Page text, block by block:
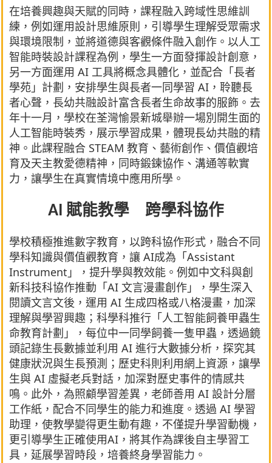
在培養興趣與天賦的同時，課程融入跨域性思維訓
練，例如運用設計思維原則，引導學生理解受眾需求
與環境限制，並將道德與客觀條件融入創作。以人工
智能時裝設計課程為例，學生一方面發揮設計創意，
另一方面運用 AI 工具將概念具體化，並配合「長者
學苑」計劃，安排學生與長者一同學習 AI，聆聽長
者心聲，長幼共融設計富含長者生命故事的服飾。去
年十一月，學校在荃灣愉景新城舉辦一場別開生面的
人工智能時裝秀，展示學習成果，體現長幼共融的精
神。此課程融合 STEAM 教育、藝術創作、價值觀培
育及天主教愛德精神，同時鍛鍊協作、溝通等軟實
力，讓學生在真實情境中應用所學。
AI 賦能教學 跨學科協作
學校積極推進數字教育，以跨科協作形式，融合不同
學科知識與價值觀教育，讓 AI成為「Assistant
Instrument」，提升學與教效能。例如中文科與創
新科技科協作推動「AI 文言漫畫創作」，學生深入
閱讀文言文後，運用 AI 生成四格或八格漫畫，加深
理解與學習興趣；科學科推行「人工智能飼養甲蟲生
命教育計劃」，每位中一同學飼養一隻甲蟲，透過鏡
頭記錄生長數據並利用 AI 進行大數據分析，探究其
健康狀況與生長預測；歷史科則利用網上資源，讓學
生與 AI 虛擬老兵對話，加深對歷史事件的情感共
鳴。此外，為照顧學習差異，老師善用 AI 設計分層
工作紙，配合不同學生的能力和進度。透過 AI 學習
助理，使教學變得更生動有趣，不僅提升學習動機，
更引導學生正確使用AI，將其作為課後自主學習工
具，延展學習時段，培養終身學習能力。